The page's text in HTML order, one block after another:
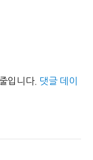
입니다. 댓글 데이